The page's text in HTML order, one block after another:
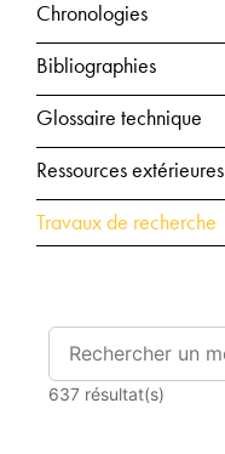
Chronologies
Bibliographies
Glossaire technique
Ressources extérieures
Travaux de recherche
637 résultat(s)